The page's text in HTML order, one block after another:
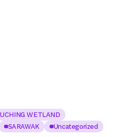
WETLAND
SARAWAK Uncategorized